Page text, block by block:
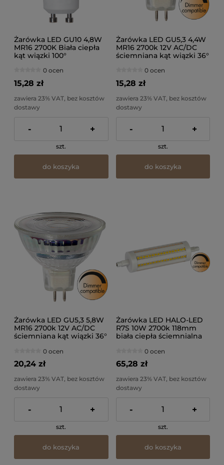
Żarówka LED GU10 4,8W
MR16 2700K Biała ciepła
kąt wiązki 100°
0 ocen
15,28 zł
zawiera 23% VAT, bez kosztów
dostawy
- +
szt.
do koszyka
Żarówka LED GU5,3 4,4W
MR16 2700k 12V AC/DC
ściemniana kąt wiązki 36°
0 ocen
15,28 zł
zawiera 23% VAT, bez kosztów
dostawy
- +
szt.
do koszyka
Żarówka LED GU5,3 5,8W
MR16 2700k 12V AC/DC
ściemniana kąt wiązki 36°
0 ocen
20,24 zł
zawiera 23% VAT, bez kosztów
dostawy
- +
szt.
do koszyka
Żarówka LED HALO-LED
R7S 10W 2700k 118mm
biała ciepła ściemnialna
0 ocen
65,28 zł
zawiera 23% VAT, bez kosztów
dostawy
- +
szt.
do koszyka